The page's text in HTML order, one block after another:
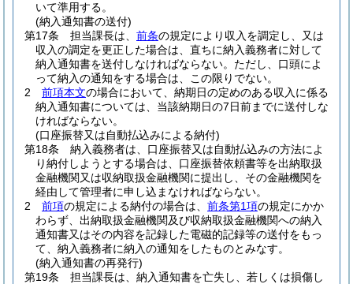
いて準用する。
(納入通知書の送付)
第17条
担当課長は、 前条の規定により収入を調定し、又は
収入の調定を更正した場合は、直ちに納入義務者に対して
納入通知書を送付しなければならない。 ただし、口頭によ
って納入の通知をする場合は、この限りでない。
2
前項本文の場合において、納期日の定めのある収入に係る
納入通知書については、当該納期日の7日前までに送付しな
ければならない。
(口座振替又は自動払込みによる納付)
第18条
納入義務者は、口座振替又は自動払込みの方法によ
り納付しようとする場合は、口座振替依頼書等を出納取扱
金融機関又は収納取扱金融機関に提出し、その金融機関を
経由して管理者に申し込まなければならない。
2
前項の規定による納付の場合は、 前条第1項の規定にかか
わらず、出納取扱金融機関及び収納取扱金融機関への納入
通知書又はその内容を記録した電磁的記録等の送付をもっ
て、納入義務者に納入の通知をしたものとみなす。
(納入通知書の再発行)
第19条
担当課長は、納入通知書を亡失し、若しくは損傷し